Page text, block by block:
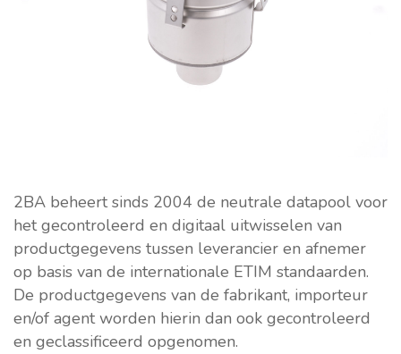
2BA beheert sinds 2004 de neutrale datapool voor
het gecontroleerd en digitaal uitwisselen van
productgegevens tussen leverancier en afnemer
op basis van de internationale ETIM standaarden.
De productgegevens van de fabrikant, importeur
en/of agent worden hierin dan ook gecontroleerd
en geclassificeerd opgenomen.